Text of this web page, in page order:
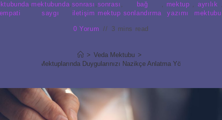
,mektubunda
saygı
,sonrası
iletişim
,sonrası
mektup
,
bağ
sonlandırma
, mektup
yazımı
, ayrılık
mektubu
0 Yorum 3 mins read
> Veda Mektubu >
Ayrılık Mektuplarında Duygularınızı Nazikçe Anlatma Yöntemleri